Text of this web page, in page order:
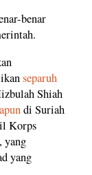
benar
separuh
Shiah
di Suriah
Korps
yang
yang